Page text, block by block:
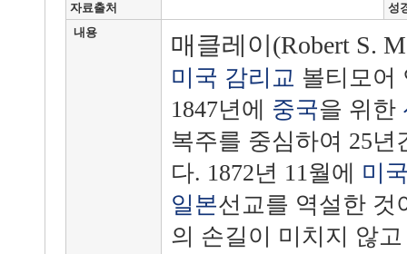
자료출처
성
내용
매클레이(Robert S.
미국 감리교 볼티모어
1847년에 중국을 위한
복주를 중심하여 25
다. 1872년 11월에 미
일본선교를 역설한 것
의 손길이 미치지 않